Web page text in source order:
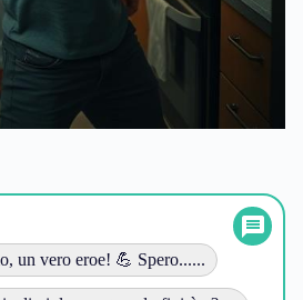
un vero eroe! 💪 Spero......